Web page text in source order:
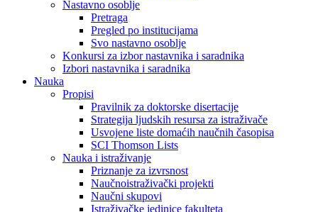
Nastavno osoblje
Pretraga
Pregled po institucijama
Svo nastavno osoblje
Konkursi za izbor nastavnika i saradnika
Izbori nastavnika i saradnika
Nauka
Propisi
Pravilnik za doktorske disertacije
Strategija ljudskih resursa za istraživače
Usvojene liste domaćih naučnih časopisa
SCI Thomson Lists
Nauka i istraživanje
Priznanje za izvrsnost
Naučnoistraživački projekti
Naučni skupovi
Istraživačke jedinice fakulteta